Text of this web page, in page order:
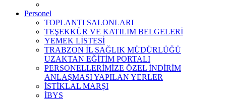
Personel
TOPLANTI SALONLARI
TEŞEKKÜR VE KATILIM BELGELERİ
YEMEK LİSTESİ
TRABZON İL SAĞLIK MÜDÜRLÜĞÜ
UZAKTAN EĞİTİM PORTALI
PERSONELLERİMİZE ÖZEL İNDİRİM
ANLAŞMASI YAPILAN YERLER
İSTİKLAL MARŞI
İBYS